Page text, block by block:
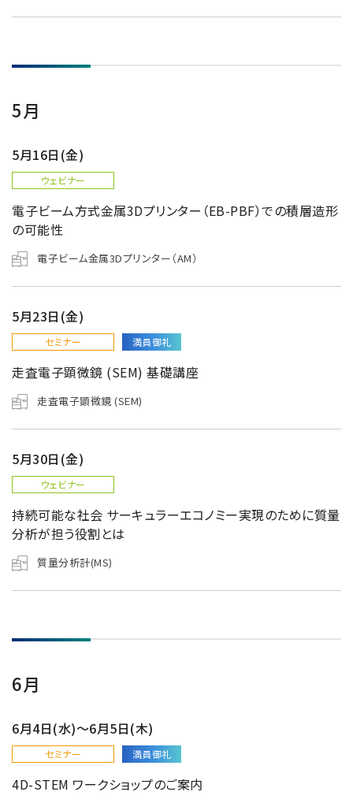
5月
5月16日(金)
ウェビナー
電子ビーム方式金属3Dプリンター（EB-PBF）での積層造形
の可能性
電子ビーム金属3Dプリンター（AM）
5月23日(金)
セミナー 満員御礼
走査電子顕微鏡 (SEM) 基礎講座
走査電子顕微鏡 (SEM)
5月30日(金)
ウェビナー
持続可能な社会 サーキュラーエコノミー実現のために質量
分析が担う役割とは
質量分析計(MS)
6月
6月4日(水)～6月5日(木)
セミナー 満員御礼
4D-STEM ワークショップのご案内